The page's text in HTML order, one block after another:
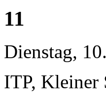
11
Dienstag,
ITP, Kleiner